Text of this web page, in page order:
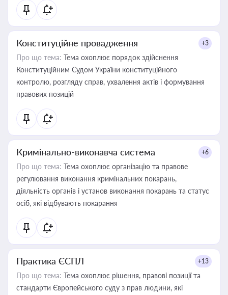
Конституційне провадження +3
Про що тема: Тема охоплює порядок здійснення
Конституційним Судом України конституційного
контролю, розгляду справ, ухвалення актів і формування
правових позицій
Кримінально-виконавча система +6
Про що тема: Тема охоплює організацію та правове
регулювання виконання кримінальних покарань,
діяльність органів і установ виконання покарань та статус
осіб, які відбувають покарання
Практика ЄСПЛ +13
Про що тема: Тема охоплює рішення, правові позиції та
стандарти Європейського суду з прав людини, які